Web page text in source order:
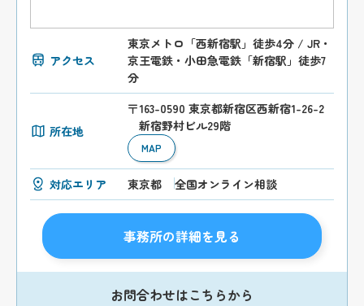
アクセス
東京メトロ「西新宿駅」徒歩4分 / JR・
京王電鉄・小田急電鉄「新宿駅」徒歩7
分
所在地
〒163-0590 東京都新宿区西新宿1-26-2
新宿野村ビル29階
MAP
対応エリア 東京都 全国オンライン相談
事務所の詳細を見る
お問合わせはこちらから